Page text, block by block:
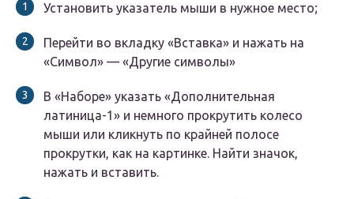
Установить указатель мыши в нужное место;
Перейти во вкладку «Вставка» и нажать на
«Символ» — «Другие символы»
В «Наборе» указать «Дополнительная
латиница-1» и немного прокрутить колесо
мыши или кликнуть по крайней полосе
прокрутки, как на картинке. Найти значок,
нажать и вставить.